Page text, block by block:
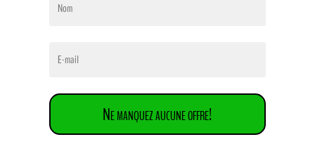
Ne manquez aucune offre!